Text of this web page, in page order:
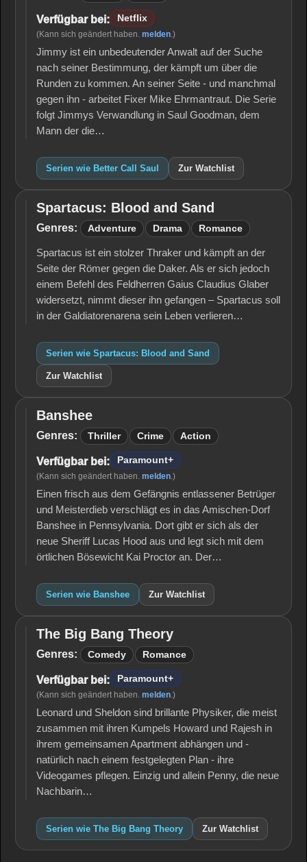
Verfügbar bei: Netflix
(Kann sich geändert haben. melden.)
Jimmy ist ein unbedeutender Anwalt auf der Suche
nach seiner Bestimmung, der kämpft um über die
Runden zu kommen. An seiner Seite - und manchmal
gegen ihn - arbeitet Fixer Mike Ehrmantraut. Die Serie
folgt Jimmys Verwandlung in Saul Goodman, dem
Mann der die…
Serien wie Better Call Saul Zur Watchlist
Spartacus:
Blood and
Spartacus: Blood and Sand
Genres: Adventure Drama Romance
Spartacus ist ein stolzer Thraker und kämpft an der
Seite der Römer gegen die Daker. Als er sich jedoch
einem Befehl des Feldherren Gaius Claudius Glaber
widersetzt, nimmt dieser ihn gefangen – Spartacus soll
in der Galdiatorenarena sein Leben verlieren…
Serien wie Spartacus: Blood and Sand
Zur Watchlist
Banshee
Banshee
Genres: Thriller Crime Action
Verfügbar bei: Paramount+
(Kann sich geändert haben. melden.)
Einen frisch aus dem Gefängnis entlassener Betrüger
und Meisterdieb verschlägt es in das Amischen-Dorf
Banshee in Pennsylvania. Dort gibt er sich als der
neue Sheriff Lucas Hood aus und legt sich mit dem
örtlichen Bösewicht Kai Proctor an. Der…
Serien wie Banshee Zur Watchlist
The
Big
Theory
The Big Bang Theory
Genres: Comedy Romance
Verfügbar bei: Paramount+
(Kann sich geändert haben. melden.)
Leonard und Sheldon sind brillante Physiker, die meist
zusammen mit ihren Kumpels Howard und Rajesh in
ihrem gemeinsamen Apartment abhängen und -
natürlich nach einem festgelegten Plan - ihre
Videogames pflegen. Einzig und allein Penny, die neue
Nachbarin…
Serien wie The Big Bang Theory Zur Watchlist